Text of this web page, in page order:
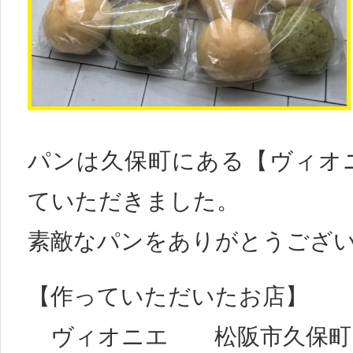
パンは久保町にある【ヴィオ
ていただきました。
素敵なパンをありがとうござ
【作っていただいたお店】
ヴィオニエ 松阪市久保町